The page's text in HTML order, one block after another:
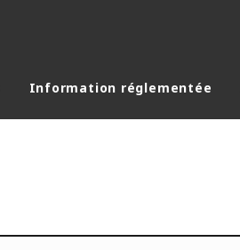
Information réglementée